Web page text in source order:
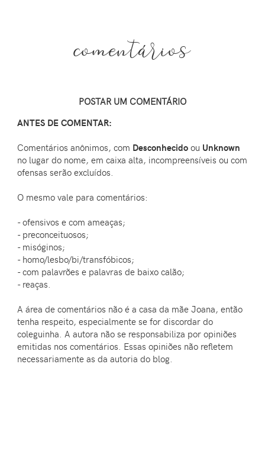
comentários
POSTAR UM COMENTÁRIO
ANTES DE COMENTAR:
Comentários anônimos, com Desconhecido ou Unknown
no lugar do nome, em caixa alta, incompreensíveis ou com
ofensas serão excluídos.
O mesmo vale para comentários:
- ofensivos e com ameaças;
- preconceituosos;
- misóginos;
- homo/lesbo/bi/transfóbicos;
- com palavrões e palavras de baixo calão;
- reaças.
A área de comentários não é a casa da mãe Joana, então
tenha respeito, especialmente se for discordar do
coleguinha. A autora não se responsabiliza por opiniões
emitidas nos comentários. Essas opiniões não refletem
necessariamente as da autoria do blog.